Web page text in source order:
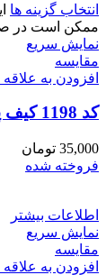
انتخاب گزینه ها
ممکن است در
نمایش سریع
مقايسه
افزودن به
کد 1198 کیف پول-مدارک طرح هوگو باس
35,000 تومان
فروخته شده
اطلاعات بیشتر
نمایش سریع
مقايسه
افزودن به